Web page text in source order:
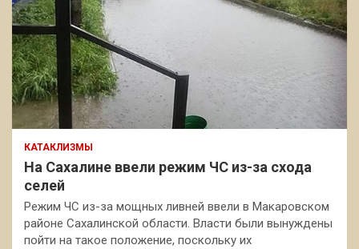
КАТАКЛИЗМЫ
На Сахалине ввели режим ЧС из-за схода
селей
Режим ЧС из-за мощных ливней ввели в Макаровском
районе Сахалинской области. Власти были вынуждены
пойти на такое положение, поскольку их